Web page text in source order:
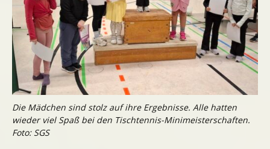
Die Mädchen sind stolz auf ihre Ergebnisse. Alle hatten
wieder viel Spaß bei den Tischtennis-Minimeisterschaften.
Foto: SGS